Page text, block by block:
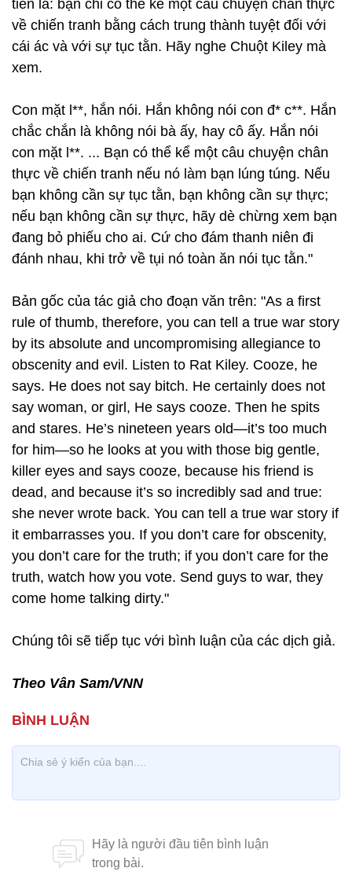
tiên là: bạn chỉ có thể kể một câu chuyện chân thực
về chiến tranh bằng cách trung thành tuyệt đối với
cái ác và với sự tục tằn. Hãy nghe Chuột Kiley mà
xem.
Con mặt l**, hắn nói. Hắn không nói con đ* c**. Hắn
chắc chắn là không nói bà ấy, hay cô ấy. Hắn nói
con mặt l**. ... Bạn có thể kể một câu chuyện chân
thực về chiến tranh nếu nó làm bạn lúng túng. Nếu
bạn không cần sự tục tằn, bạn không cần sự thực;
nếu bạn không cần sự thực, hãy dè chừng xem bạn
đang bỏ phiếu cho ai. Cứ cho đám thanh niên đi
đánh nhau, khi trở về tụi nó toàn ăn nói tục tằn."
Bản gốc của tác giả cho đoạn văn trên: "As a first
rule of thumb, therefore, you can tell a true war story
by its absolute and uncompromising allegiance to
obscenity and evil. Listen to Rat Kiley. Cooze, he
says. He does not say bitch. He certainly does not
say woman, or girl, He says cooze. Then he spits
and stares. He’s nineteen years old—it’s too much
for him—so he looks at you with those big gentle,
killer eyes and says cooze, because his friend is
dead, and because it’s so incredibly sad and true:
she never wrote back. You can tell a true war story if
it embarrasses you. If you don’t care for obscenity,
you don’t care for the truth; if you don’t care for the
truth, watch how you vote. Send guys to war, they
come home talking dirty."
Chúng tôi sẽ tiếp tục với bình luận của các dịch giả.
Theo Vân Sam/VNN